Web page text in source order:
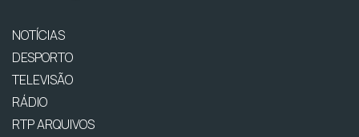
NOTÍCIAS
DESPORTO
TELEVISÃO
RÁDIO
RTP ARQUIVOS